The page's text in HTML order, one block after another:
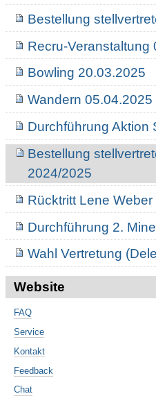
Bestellung
Recru-Veranstaltung
Bowling 20.03.2025
Wandern 05.04.2025
Durchführung Aktion
Bestellung
2024/2025
Rücktritt Lene Weber
Durchführung 2.
Wahl Vertretung
Website
FAQ
Service
Kontakt
Feedback
Chat